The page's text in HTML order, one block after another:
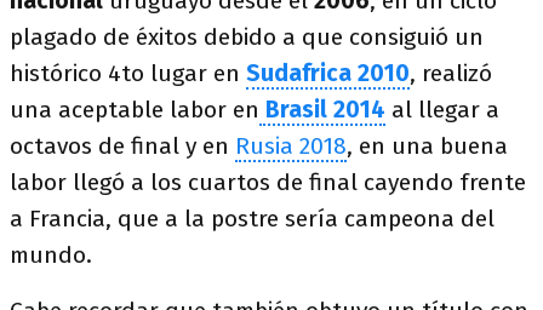
plagado de éxitos debido a que consiguió un
histórico 4to lugar en Sudafrica 2010, realizó
una aceptable labor en Brasil 2014 al llegar a
octavos de final y en Rusia 2018, en una buena
labor llegó a los cuartos de final cayendo frente
a Francia, que a la postre sería campeona del
mundo.